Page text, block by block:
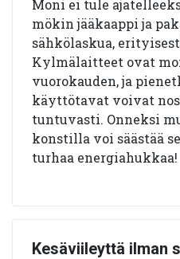
Moni ei tule
mökin jääkaappi ja
sähkölaskua,
Kylmälaitteet ovat
vuorokauden, ja
käyttötavat voivat
tuntuvasti. Onneksi
konstilla voi säästää
turhaa energiahukkaa!
Kesäviileyttä ilman